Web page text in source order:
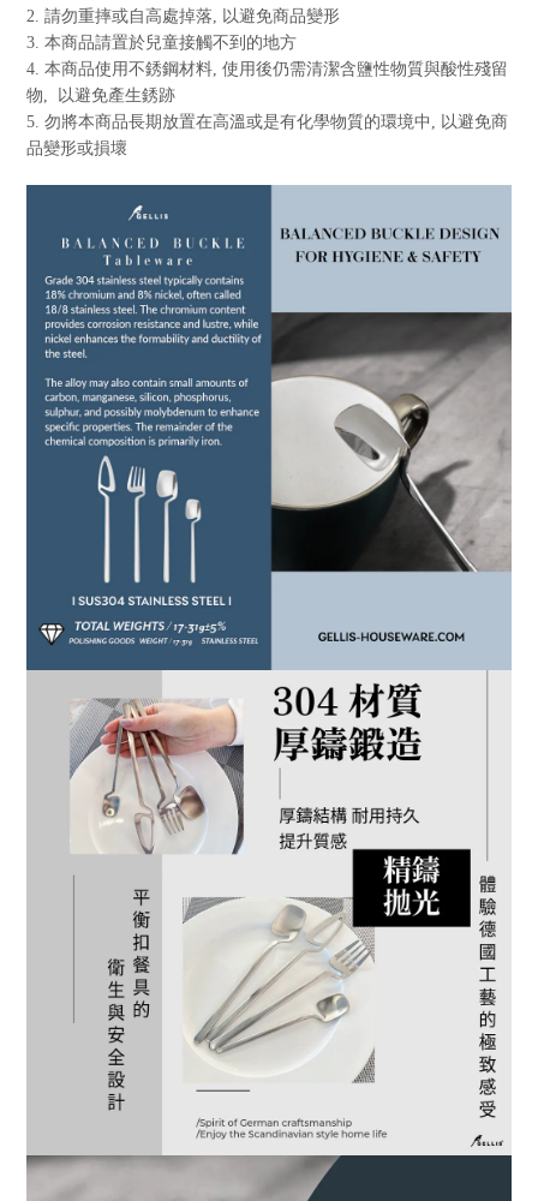
2. 請勿重摔或自高處掉落, 以避免商品變形
3. 本商品請置於兒童接觸不到的地方
4. 本商品使用不銹鋼材料, 使用後仍需清潔含鹽性物質與酸性殘留
物,
以避免產生銹跡
5. 勿將本商品長期放置在高溫或是有化學物質的環境中 , 以避免商
品變形或損壞